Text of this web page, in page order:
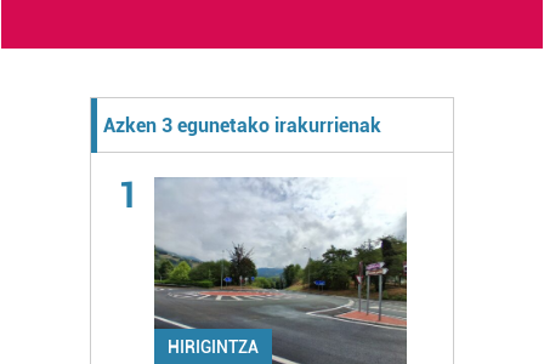
Azken 3 egunetako irakurrienak
1
HIRIGINTZA